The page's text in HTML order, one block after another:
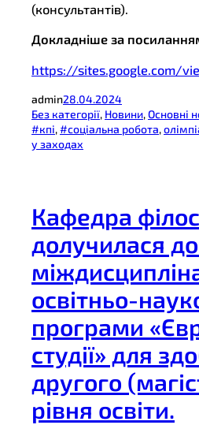
(консультантів).
Докладніше за
https://sites.google.com/
admin28.04.2024
Без категорії, Новини, Основні
#кпі, #соціальна робота,
у заходах
Кафедра
долучилася
освітньо-
програми
студії» для
другого
рівня освіти.